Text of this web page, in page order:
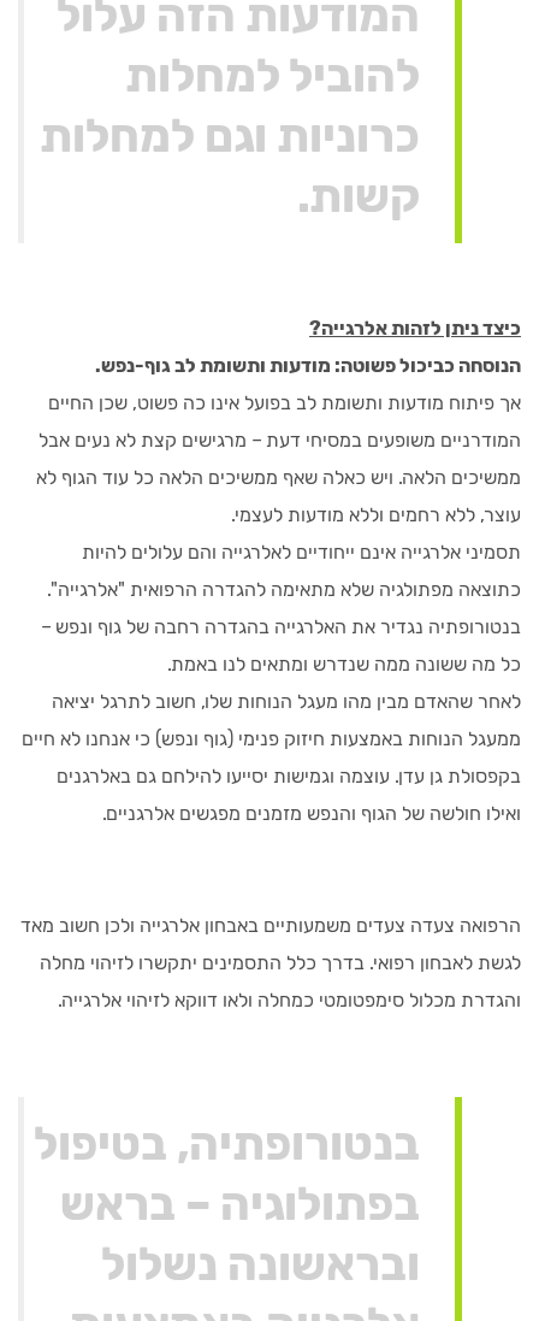
המודעות הזה עלול
להוביל למחלות
כרוניות וגם למחלות
קשות.
כיצד ניתן לזהות אלרגייה?
הנוסחה כביכול פשוטה: מודעות ותשומת לב גוף-נפש.
אך פיתוח מודעות ותשומת לב בפועל אינו כה פשוט, שכן החיים
המודרניים משופעים במסיחי דעת – מרגישים קצת לא נעים אבל
ממשיכים הלאה. ויש כאלה שאף ממשיכים הלאה כל עוד הגוף לא
עוצר, ללא רחמים וללא מודעות לעצמי.
תסמיני אלרגייה אינם ייחודיים לאלרגייה והם עלולים להיות
כתוצאה מפתולגיה שלא מתאימה להגדרה הרפואית "אלרגייה".
בנטורופתיה נגדיר את האלרגייה בהגדרה רחבה של גוף ונפש –
כל מה ששונה ממה שנדרש ומתאים לנו באמת.
לאחר שהאדם מבין מהו מעגל הנוחות שלו, חשוב לתרגל יציאה
ממעגל הנוחות באמצעות חיזוק פנימי (גוף ונפש) כי אנחנו לא חיים
בקפסולת גן עדן. עוצמה וגמישות יסייעו להילחם גם באלרגנים
ואילו חולשה של הגוף והנפש מזמנים מפגשים אלרגניים.
הרפואה צעדה צעדים משמעותיים באבחון אלרגייה ולכן חשוב מאד
לגשת לאבחון רפואי. בדרך כלל התסמינים יתקשרו לזיהוי מחלה
והגדרת מכלול סימפטומטי כמחלה ולאו דווקא לזיהוי אלרגייה.
בנטורופתיה, בטיפול
בפתולוגיה – בראש
ובראשונה נשלול